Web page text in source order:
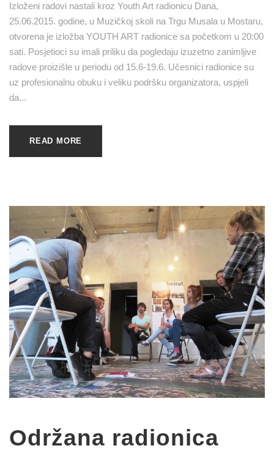
Izloženi radovi nastali kroz Youth Art radionicu Dana,
25.06.2015. godine, u Muzičkoj skoli na Trgu Musala u Mostaru,
otvorena je izložba YOUTH ART radionice sa početkom u 20:00
sati. Posjetioci su imali priliku da pogledaju izuzetno zanimljive
radove proizišle u periodu od 15.6-19.6. Učesnici radionice su
uz profesionalnu obuku i veliku podršku organizatora, uspjeli
da...
READ MORE
Održana radionica